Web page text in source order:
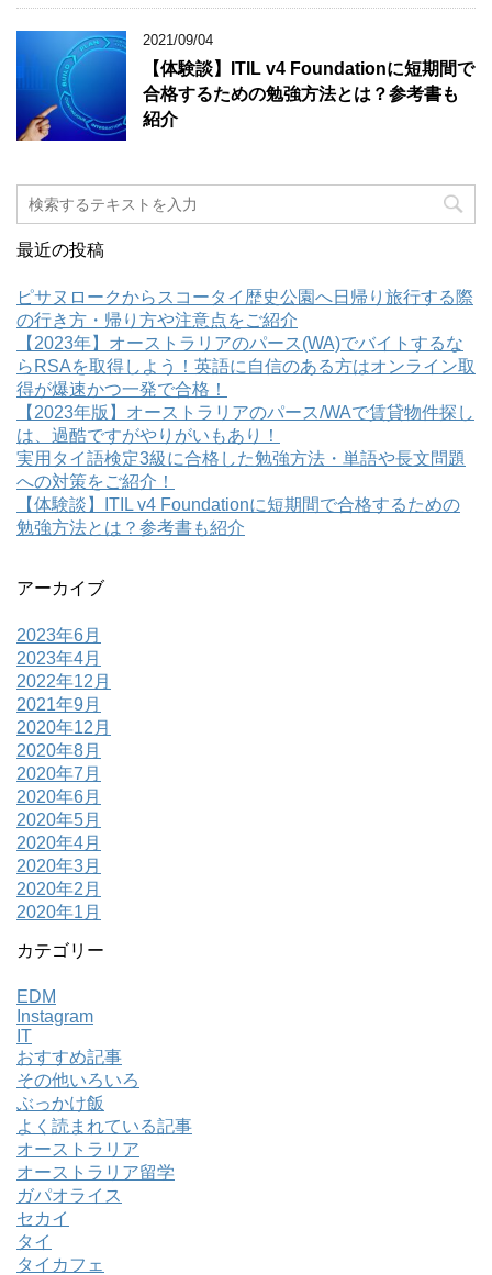
2021/09/04
【体験談】ITIL v4 Foundationに短期間で
合格するための勉強方法とは？参考書も
紹介
最近の投稿
ピサヌロークからスコータイ歴史公園へ日帰り旅行する際
の行き方・帰り方や注意点をご紹介
【2023年】オーストラリアのパース(WA)でバイトするな
らRSAを取得しよう！英語に自信のある方はオンライン取
得が爆速かつ一発で合格！
【2023年版】オーストラリアのパース/WAで賃貸物件探し
は、過酷ですがやりがいもあり！
実用タイ語検定3級に合格した勉強方法・単語や長文問題
への対策をご紹介！
【体験談】ITIL v4 Foundationに短期間で合格するための
勉強方法とは？参考書も紹介
アーカイブ
2023年6月
2023年4月
2022年12月
2021年9月
2020年12月
2020年8月
2020年7月
2020年6月
2020年5月
2020年4月
2020年3月
2020年2月
2020年1月
カテゴリー
EDM
Instagram
IT
おすすめ記事
その他いろいろ
ぶっかけ飯
よく読まれている記事
オーストラリア
オーストラリア留学
ガパオライス
セカイ
タイ
タイカフェ